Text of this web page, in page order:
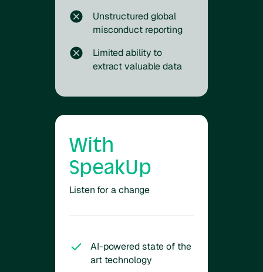
Unstructured global
misconduct reporting
Limited ability to
extract valuable data
With
SpeakUp
Listen for a change
AI-powered state of the
art technology